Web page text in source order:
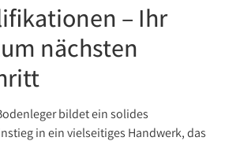
– Ihr
nächsten
bildet ein solides
in ein vielseitiges Handwerk, das